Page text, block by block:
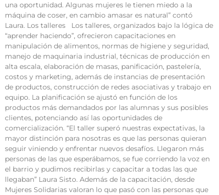
una oportunidad. Algunas mujeres le tienen miedo a la
máquina de coser, en cambio amasar es natural” contó
Laura. Los talleres Los talleres, organizados bajo la lógica de
“aprender haciendo”, ofrecieron capacitaciones en
manipulación de alimentos, normas de higiene y seguridad,
manejo de maquinaria industrial, técnicas de producción en
alta escala, elaboración de masas, panificación, pastelería,
costos y marketing, además de instancias de presentación
de productos, construcción de redes asociativas y trabajo en
equipo. La planificación se ajustó en función de los
productos más demandados por las alumnas y sus posibles
clientes, potenciando así las oportunidades de
comercialización. “El taller superó nuestras expectativas, la
mayor distinción para nosotras es que las personas quieran
seguir viniendo y enfrentar nuevos desafíos. Llegaron más
personas de las que esperábamos, se fue corriendo la voz en
el barrio y pudimos recibirlas y capacitar a todas las que
llegaban” Laura Sisto. Además de la capacitación, desde
Mujeres Solidarias valoran lo que pasó con las personas que